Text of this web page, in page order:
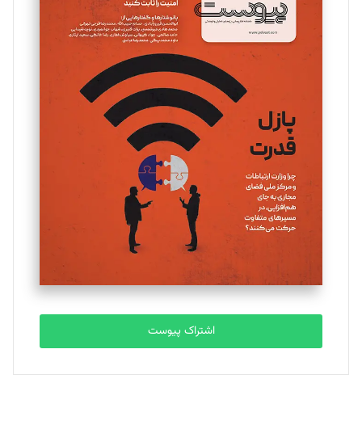
مینا پاکدل
یسنا امان‌پور
تحریریه
ملینا جعفری
تحریریه
مصطفی مسجدی آرانی
تحریریه
بابک نقاش
تحریریه
اشتراک پیوست